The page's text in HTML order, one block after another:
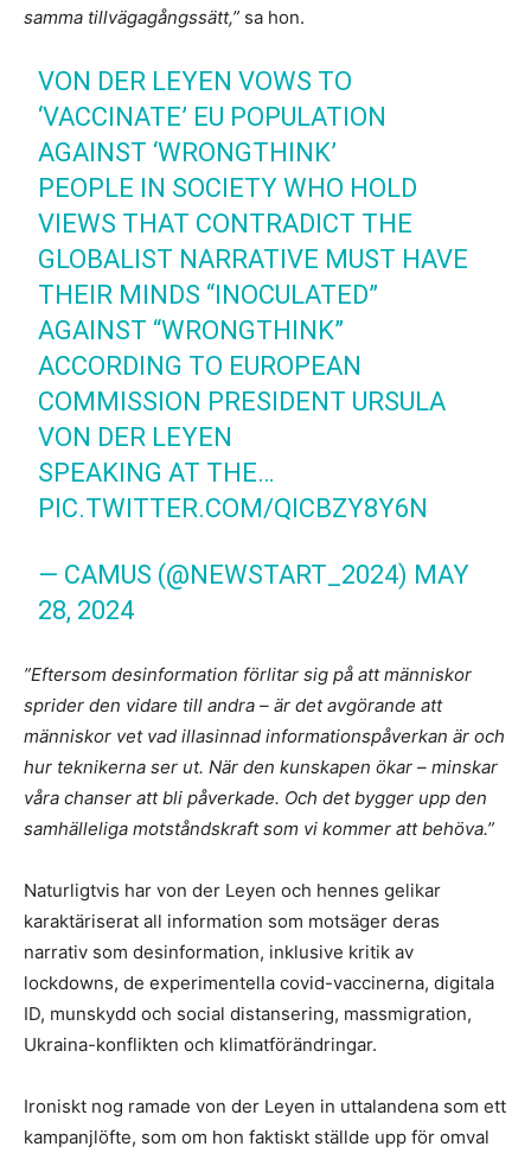
samma tillvägagångssätt,” sa hon.
VON DER LEYEN VOWS TO
‘VACCINATE’ EU POPULATION
AGAINST ‘WRONGTHINK’
PEOPLE IN SOCIETY WHO HOLD
VIEWS THAT CONTRADICT THE
GLOBALIST NARRATIVE MUST HAVE
THEIR MINDS “INOCULATED”
AGAINST “WRONGTHINK”
ACCORDING TO EUROPEAN
COMMISSION PRESIDENT URSULA
VON DER LEYEN
SPEAKING AT THE…
PIC.TWITTER.COM/QICBZY8Y6N
— CAMUS (@NEWSTART_2024) MAY
28, 2024
”Eftersom desinformation förlitar sig på att människor
sprider den vidare till andra – är det avgörande att
människor vet vad illasinnad informationspåverkan är och
hur teknikerna ser ut. När den kunskapen ökar – minskar
våra chanser att bli påverkade. Och det bygger upp den
samhälleliga motståndskraft som vi kommer att behöva.”
Naturligtvis har von der Leyen och hennes gelikar
karaktäriserat all information som motsäger deras
narrativ som desinformation, inklusive kritik av
lockdowns, de experimentella covid-vaccinerna, digitala
ID, munskydd och social distansering, massmigration,
Ukraina-konflikten och klimatförändringar.
Ironiskt nog ramade von der Leyen in uttalandena som ett
kampanjlöfte, som om hon faktiskt ställde upp för omval